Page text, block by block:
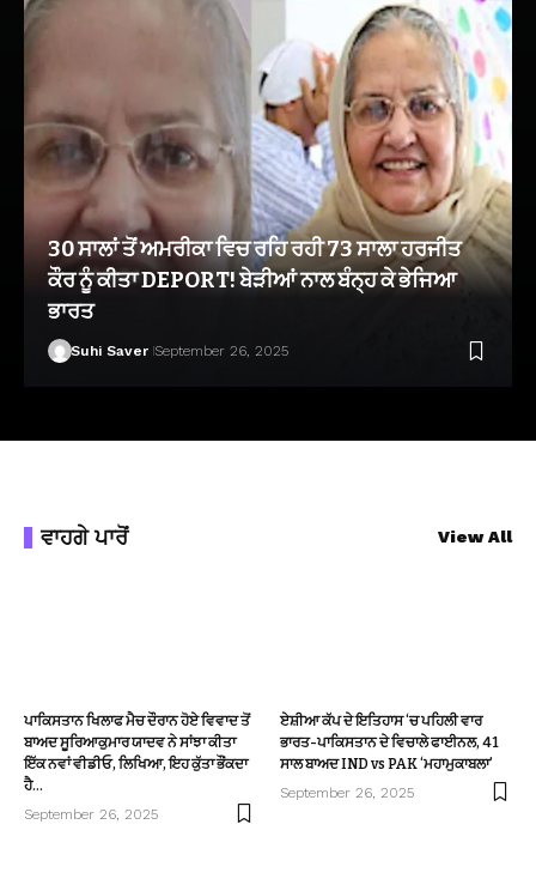
30 ਸਾਲਾਂ ਤੋਂ ਅਮਰੀਕਾ ਵਿਚ ਰਹਿ ਰਹੀ 73 ਸਾਲਾ ਹਰਜੀਤ
ਕੌਰ ਨੂੰ ਕੀਤਾ DEPORT! ਬੇੜੀਆਂ ਨਾਲ ਬੰਨ੍ਹ ਕੇ ਭੇਜਿਆ
ਭਾਰਤ
Suhi Saver September 26, 2025
ਵਾਹਗੇ ਪਾਰੋਂ View All
ਪਾਕਿਸਤਾਨ ਖਿਲਾਫ ਮੈਚ ਦੌਰਾਨ ਹੋਏ ਵਿਵਾਦ ਤੋਂ
ਬਾਅਦ ਸੂਰਿਆਕੁਮਾਰ ਯਾਦਵ ਨੇ ਸਾਂਝਾ ਕੀਤਾ
ਇੱਕ ਨਵਾਂ ਵੀਡੀਓ, ਲਿਖਿਆ, ਇਹ ਕੁੱਤਾ ਭੌਂਕਦਾ
ਹੈ…
September 26, 2025
ਏਸ਼ੀਆ ਕੱਪ ਦੇ ਇਤਿਹਾਸ ‘ਚ ਪਹਿਲੀ ਵਾਰ
ਭਾਰਤ-ਪਾਕਿਸਤਾਨ ਦੇ ਵਿਚਾਲੇ ਫਾਈਨਲ, 41
ਸਾਲ ਬਾਅਦ IND vs PAK ‘ਮਹਾਮੁਕਾਬਲਾ’
September 26, 2025